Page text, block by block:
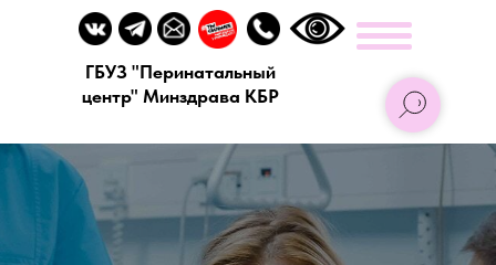
ГБУЗ "Перинатальный
центр" Минздрава КБР